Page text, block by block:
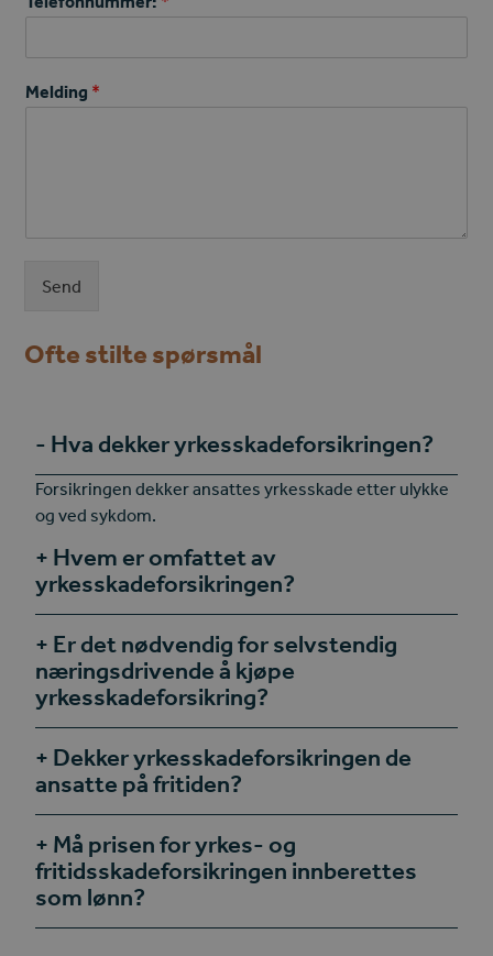
Melding *
Send
Ofte stilte spørsmål
Hva dekker yrkesskadeforsikringen?
Forsikringen dekker ansattes yrkesskade etter ulykke
og ved sykdom.
Hvem er omfattet av
yrkesskadeforsikringen?
Er det nødvendig for selvstendig
næringsdrivende å kjøpe
yrkesskadeforsikring?
Dekker yrkesskadeforsikringen de
ansatte på fritiden?
Må prisen for yrkes- og
fritidsskadeforsikringen innberettes
som lønn?